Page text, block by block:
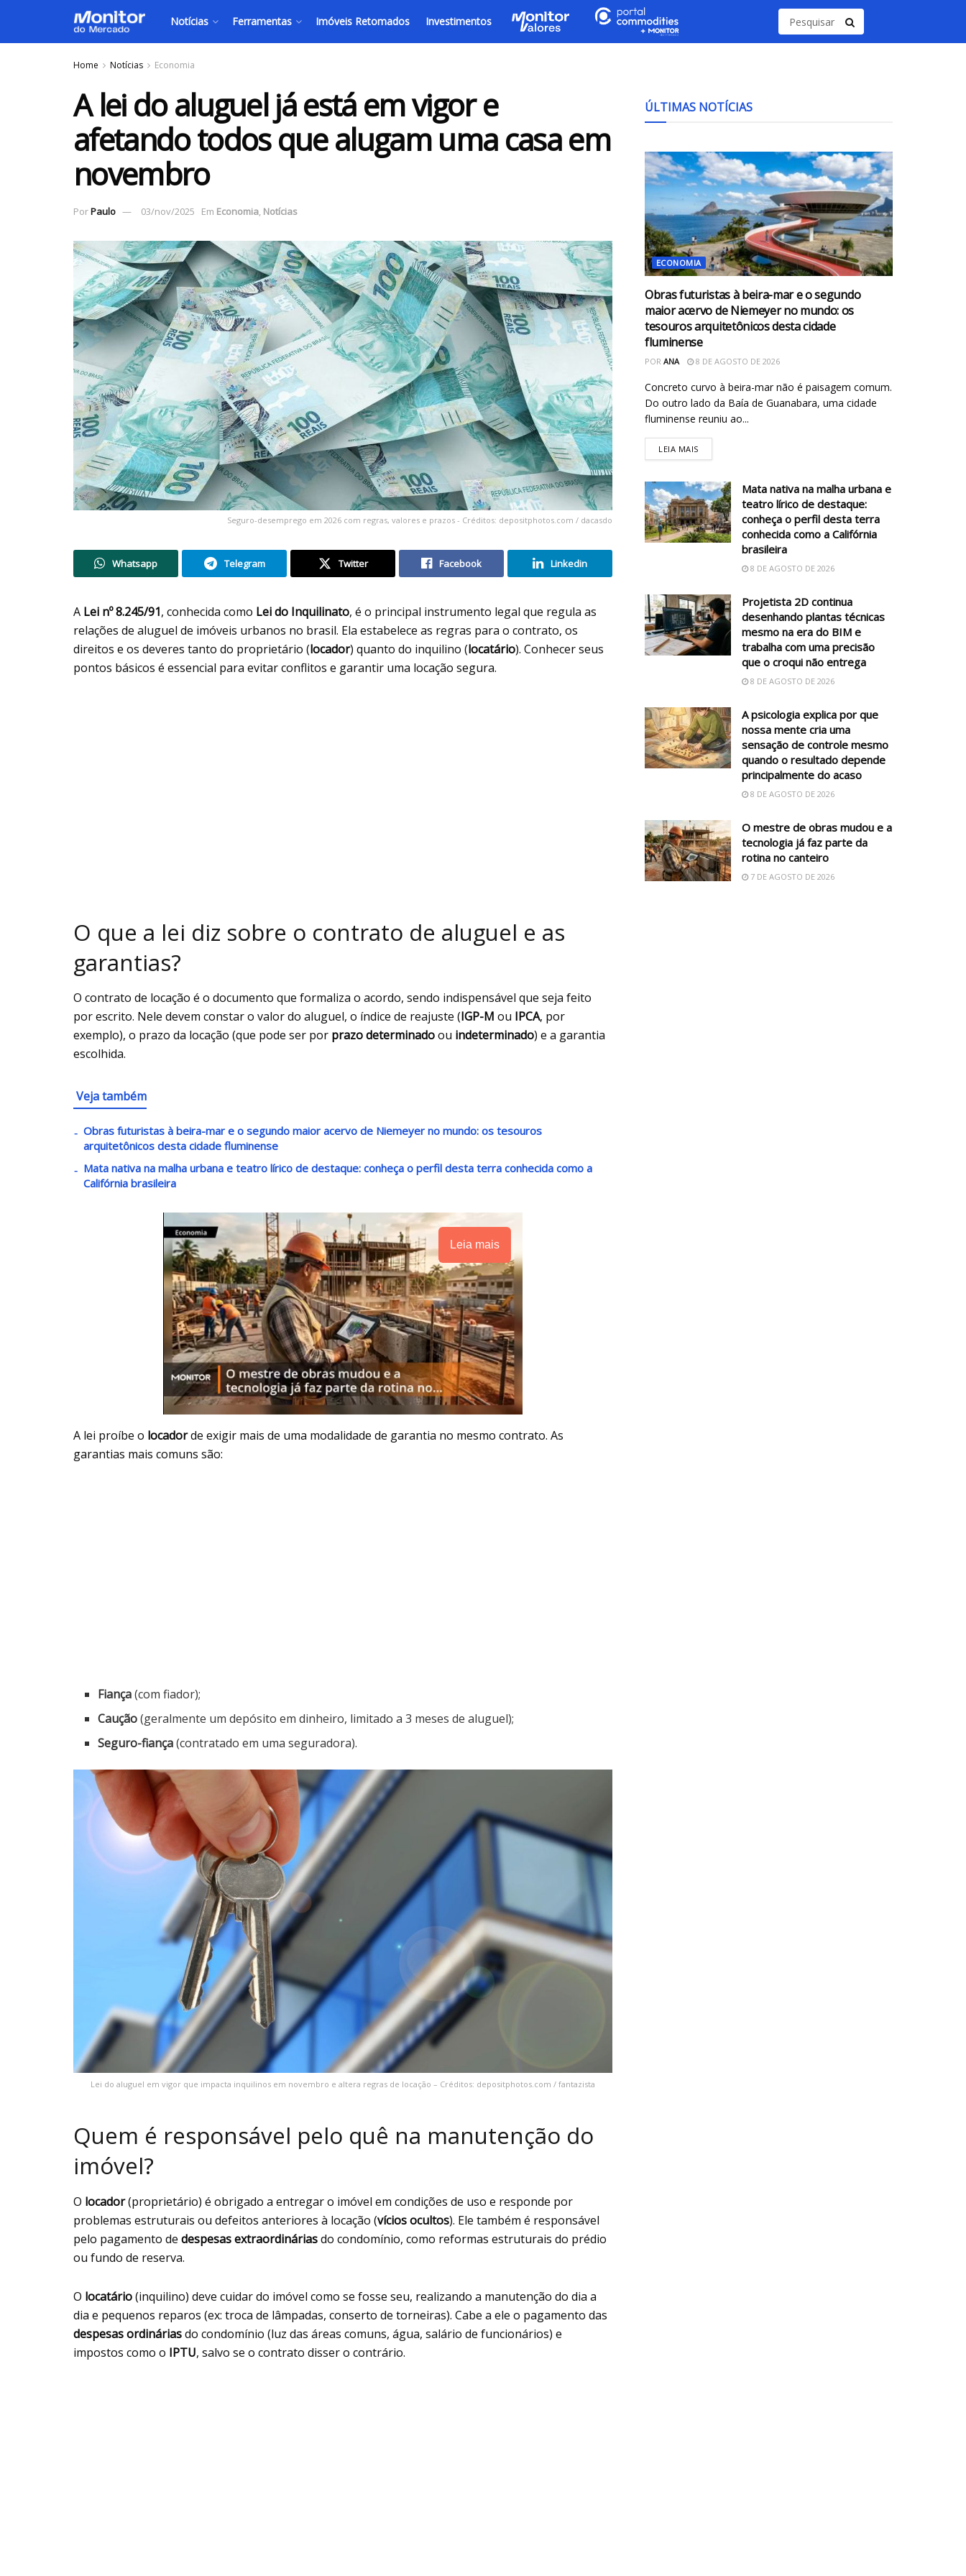
Notícias Ferramentas Imóveis Retomados Investimentos
Home Notícias Economia
A lei do aluguel já está em vigor e
afetando todos que alugam uma casa em
novembro
PorPaulo 03/nov/2025 Em Economia, Notícias
Seguro-desemprego em 2026 com regras, valores e prazos - Créditos: depositphotos.com / dacasdo
Whatsapp Telegram Twitter Facebook Linkedin
A Lei nº 8.245/91, conhecida como Lei do Inquilinato, é o principal instrumento legal que regula as
relações de aluguel de imóveis urbanos no brasil. Ela estabelece as regras para o contrato, os
direitos e os deveres tanto do proprietário (locador) quanto do inquilino (locatário). Conhecer seus
pontos básicos é essencial para evitar conflitos e garantir uma locação segura.
O que a lei diz sobre o contrato de aluguel e as
garantias?
O contrato de locação é o documento que formaliza o acordo, sendo indispensável que seja feito
por escrito. Nele devem constar o valor do aluguel, o índice de reajuste (IGP-M ou IPCA, por
exemplo), o prazo da locação (que pode ser por prazo determinadoou indeterminado) e a garantia
escolhida.
Veja também
Obras futuristas à beira-mar e o segundo maior acervo de Niemeyer no mundo: os tesouros
arquitetônicos desta cidade fluminense
Mata nativa na malha urbana e teatro lírico de destaque: conheça o perfil desta terra conhecida como a
Califórnia brasileira
Leia mais
A lei proíbe o locadorde exigir mais de uma modalidade de garantia no mesmo contrato. As
garantias mais comuns são:
Fiança(com fiador);
Caução(geralmente um depósito em dinheiro, limitado a 3 meses de aluguel);
Seguro-fiança(contratado em uma seguradora).
Lei do aluguel em vigor que impacta inquilinos em novembro e altera regras de locação – Créditos: depositphotos.com / fantazista
Quem é responsável pelo quê na manutenção do
imóvel?
O locador(proprietário) é obrigado a entregar o imóvel em condições de uso e responde por
problemas estruturais ou defeitos anteriores à locação (vícios ocultos). Ele também é responsável
pelo pagamento de despesas extraordináriasdo condomínio, como reformas estruturais do prédio
ou fundo de reserva.
O locatário(inquilino) deve cuidar do imóvel como se fosse seu, realizando a manutenção do dia a
dia e pequenos reparos (ex: troca de lâmpadas, conserto de torneiras). Cabe a ele o pagamento das
despesas ordináriasdo condomínio (luz das áreas comuns, água, salário de funcionários) e
impostos como o IPTU, salvo se o contrato disser o contrário.
ÚLTIMAS NOTÍCIAS
ECONOMIA
Obras futuristas à beira-mar e o segundo
maior acervo de Niemeyer no mundo: os
tesouros arquitetônicos desta cidade
fluminense
POR ANA 8 DE AGOSTO DE 2026
Concreto curvo à beira-mar não é paisagem comum.
Do outro lado da Baía de Guanabara, uma cidade
fluminense reuniu ao...
LEIA MAIS
Mata nativa na malha urbana e
teatro lírico de destaque:
conheça o perfil desta terra
conhecida como a Califórnia
brasileira
8 DE AGOSTO DE 2026
Projetista 2D continua
desenhando plantas técnicas
mesmo na era do BIM e
trabalha com uma precisão
que o croqui não entrega
8 DE AGOSTO DE 2026
A psicologia explica por que
nossa mente cria uma
sensação de controle mesmo
quando o resultado depende
principalmente do acaso
8 DE AGOSTO DE 2026
O mestre de obras mudou e a
tecnologia já faz parte da
rotina no canteiro
7 DE AGOSTO DE 2026